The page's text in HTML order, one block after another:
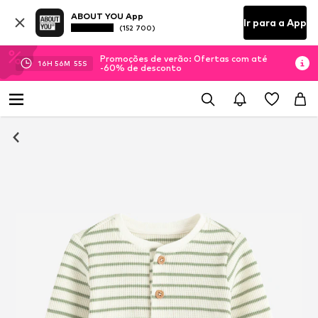
ABOUT YOU App
(152 700) Ir para a App
16H 56M 55S
Promoções de verão: Ofertas com até
-60% de desconto